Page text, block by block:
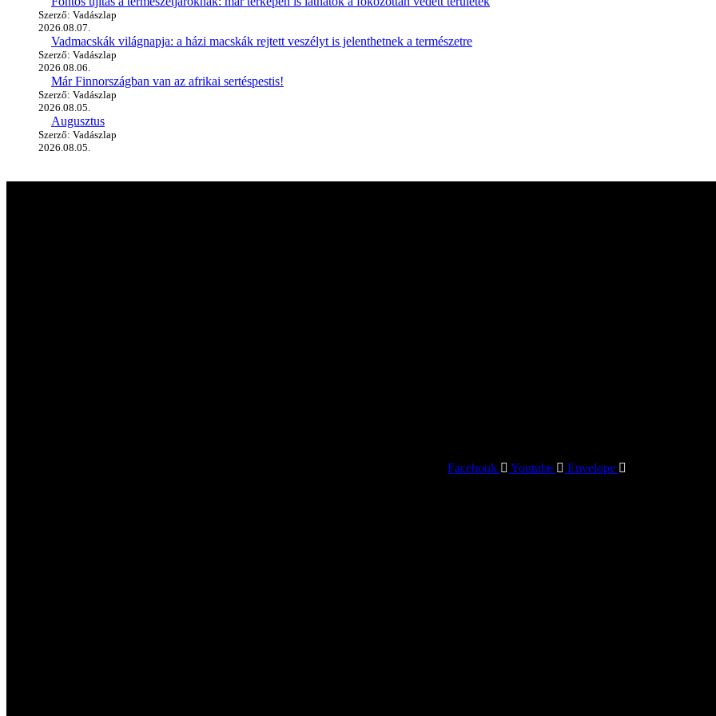
Szerző: Vadászlap
2026.08.07.
Vadmacskák világnapja: a házi macskák rejtett veszélyt is jelenthetnek a természetre
Szerző: Vadászlap
2026.08.06.
Már Finnországban van az afrikai sertéspestis!
Szerző: Vadászlap
2026.08.05.
Augusztus
Szerző: Vadászlap
2026.08.05.
Facebook
Youtube Envelope